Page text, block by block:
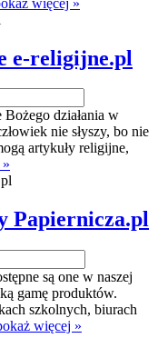
e-religijne.pl
działania w
nie słyszy, bo nie
artykuły religijne,
Papiernicza.pl
są one w naszej
gamę produktów.
szkolnych, biurach
więcej »